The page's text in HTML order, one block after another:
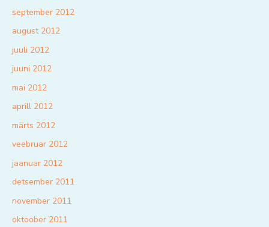
september 2012
august 2012
juuli 2012
juuni 2012
mai 2012
aprill 2012
märts 2012
veebruar 2012
jaanuar 2012
detsember 2011
november 2011
oktoober 2011